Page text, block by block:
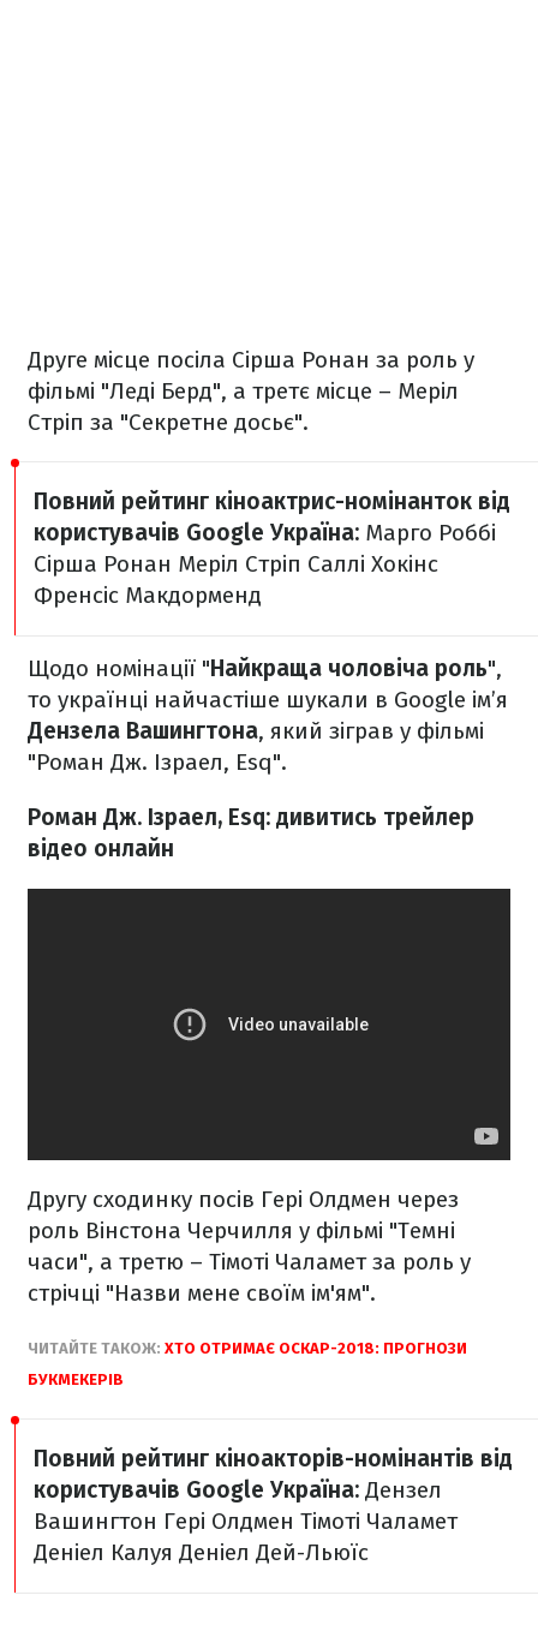
Друге місце посіла Сірша Ронан за роль у
фільмі "Леді Берд", а третє місце – Меріл
Стріп за "Секретне досьє".
Повний рейтинг кіноактрис-номінанток від
користувачів Google Україна: Марго Роббі
Сірша Ронан Меріл Стріп Саллі Хокінс
Френсіс Макдорменд
Щодо номінації "Найкраща чоловіча роль",
то українці найчастіше шукали в Google ім’я
Дензела Вашингтона, який зіграв у фільмі
"Роман Дж. Ізраел, Esq".
Роман Дж. Ізраел, Esq: дивитись трейлер
відео онлайн
Другу сходинку посів Гері Олдмен через
роль Вінстона Черчилля у фільмі "Темні
часи", а третю – Тімоті Чаламет за роль у
стрічці "Назви мене своїм ім'ям".
ЧИТАЙТЕ ТАКОЖ: ХТО ОТРИМАЄ ОСКАР-2018: ПРОГНОЗИ
БУКМЕКЕРІВ
Повний рейтинг кіноакторів-номінантів від
користувачів Google Україна: Дензел
Вашингтон Гері Олдмен Тімоті Чаламет
Деніел Калуя Деніел Дей-Льюїс